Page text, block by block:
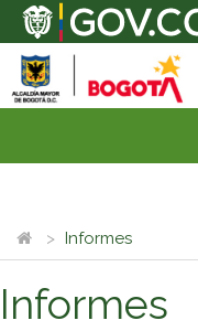
Informes
Informes